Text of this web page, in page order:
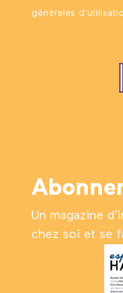
générales
Un magazine
chez soi et se